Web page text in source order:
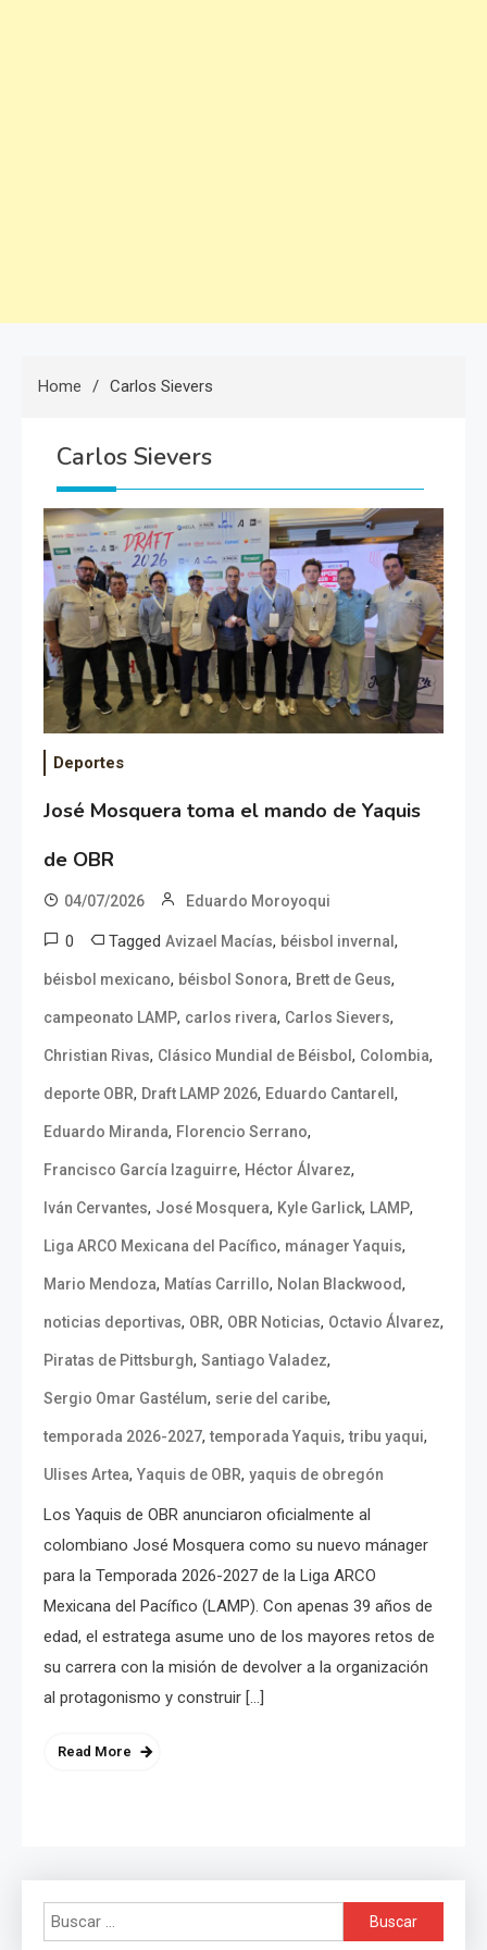
Home Carlos Sievers
Carlos Sievers
Deportes
José Mosquera toma el mando de Yaquis
de OBR
04/07/2026 Eduardo Moroyoqui
0 Tagged Avizael Macías, béisbol invernal ,
béisbol mexicano, béisbol Sonora, Brett de Geus,
campeonato LAMP, carlos rivera, Carlos Sievers,
Christian Rivas, Clásico Mundial de Béisbol , Colombia,
deporte OBR, Draft LAMP 2026, Eduardo Cantarell ,
Eduardo Miranda, Florencio Serrano,
Francisco García Izaguirre, Héctor Álvarez,
Iván Cervantes, José Mosquera, Kyle Garlick, LAMP,
Liga ARCO Mexicana del Pacífico, mánager Yaquis,
Mario Mendoza, Matías Carrillo, Nolan Blackwood,
noticias deportivas, OBR, OBR Noticias, Octavio Álvarez,
Piratas de Pittsburgh, Santiago Valadez,
Sergio Omar Gastélum, serie del caribe,
temporada 2026-2027,temporada Yaquis,tribu yaqui,
Ulises Artea, Yaquis de OBR, yaquis de obregón
Los Yaquis de OBR anunciaron oficialmente al
colombiano José Mosquera como su nuevo mánager
para la Temporada 2026-2027 de la Liga ARCO
Mexicana del Pacífico (LAMP). Con apenas 39 años de
edad, el estratega asume uno de los mayores retos de
su carrera con la misión de devolver a la organización
al protagonismo y construir […]
Read More
Buscar: